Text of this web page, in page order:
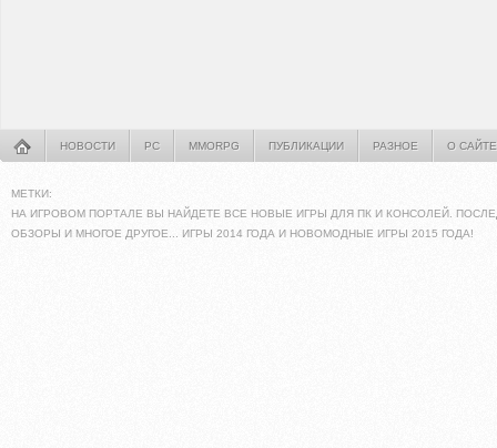
НОВОСТИ PC MMORPG ПУБЛИКАЦИИ РАЗНОЕ О САЙТЕ
МЕТКИ:
НА ИГРОВОМ ПОРТАЛЕ ВЫ НАЙДЕТЕ ВСЕ НОВЫЕ ИГРЫ ДЛЯ ПК И КОНСОЛЕЙ.
ОБЗОРЫ И МНОГОЕ ДРУГОЕ... ИГРЫ 2014 ГОДА И НОВОМОДНЫЕ ИГРЫ 2015 ГОДА!